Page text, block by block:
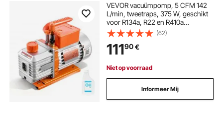
VEVOR vacuümpomp, 5 CFM 142
L/min, tweetraps, 375 W, geschikt
voor R134a, R22 en R410a
systemen, 4-polige motor, voor het
onderhoud van auto-
airconditioningsystemen en het
ontgassen van harsen, inclusief
olie.
(62)
11190€
Niet op voorraad
Informeer Mij